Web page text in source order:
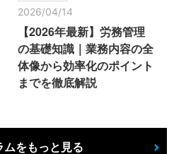
2026/04/14
【2026年最新】労務管理
の基礎知識｜業務内容の全
体像から効率化のポイント
までを徹底解説
ムをもっと見る